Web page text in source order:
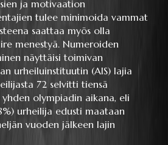
ja motivaation
tulee minimoida vammat
saattaa myös olla
menestyä. Numeroiden
näyttäisi toimivan
urheiluinstituutin (AIS) lajia
72 selvitti tiensä
olympiadin aikana, eli
urheilija edusti maataan
vuoden jälkeen lajin